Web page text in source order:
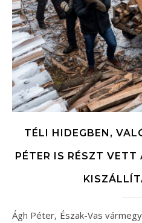
TÉLI HIDEGBEN,
PÉTER IS RÉSZT
Ágh Péter, Észak-Vas vármegye országgyűlési képviselője